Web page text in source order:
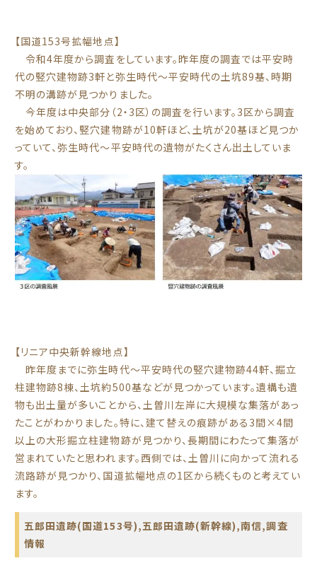
【国道153号拡幅地点】
令和4年度から調査をしています。昨年度の調査では平安時
代の竪穴建物跡3軒と弥生時代～平安時代の土坑89基、時期
不明の溝跡が見つかりました。
今年度は中央部分（2・3区）の調査を行います。3区から調査
を始めており、竪穴建物跡が10軒ほど、土坑が20基ほど見つか
っていて、弥生時代～平安時代の遺物がたくさん出土していま
す。
【リニア中央新幹線地点】
昨年度までに弥生時代～平安時代の竪穴建物跡44軒、掘立
柱建物跡8棟、土坑約500基などが見つかっています。遺構も遺
物も出土量が多いことから、土曽川左岸に大規模な集落があっ
たことがわかりました。特に、建て替えの痕跡がある3間×4間
以上の大形掘立柱建物跡が見つかり、長期間にわたって集落が
営まれていたと思われます。西側では、土曽川に向かって流れる
流路跡が見つかり、国道拡幅地点の1区から続くものと考えてい
ます。
五郎田遺跡(国道153号),五郎田遺跡(新幹線),南信,調査
情報